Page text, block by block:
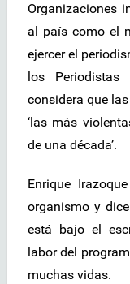
Organizaciones
al país como el
ejercer el
los
considera que
‘las más
de una década’.
Enrique
organismo y
está bajo el
labor del
muchas vidas.